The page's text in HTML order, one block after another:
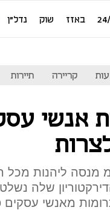
באזז שוק נדל"ן
קריירה תיירות
אנשי
מנסה ליהנות מכל
שלה
מאנשי